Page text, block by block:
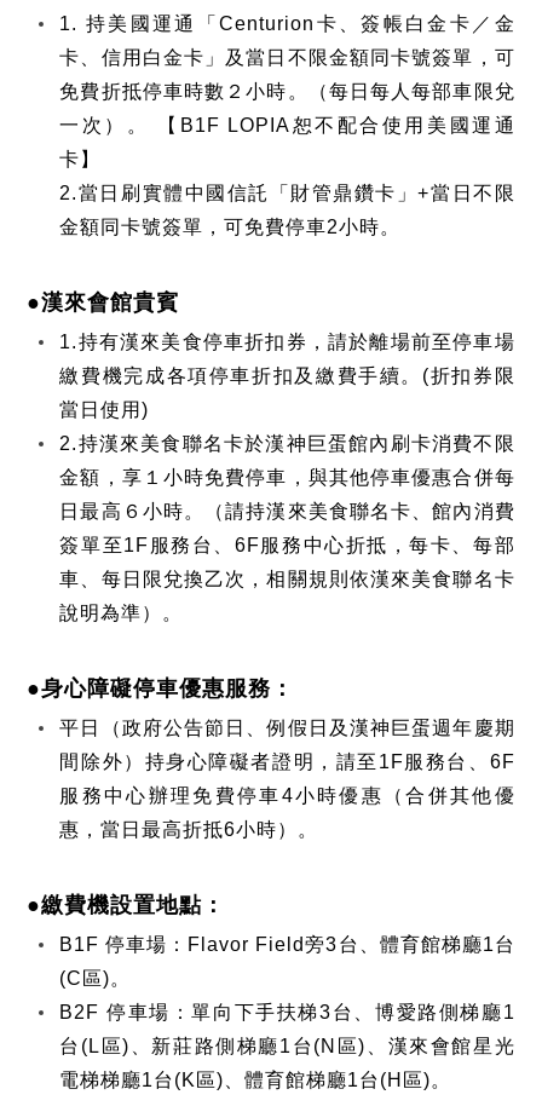
1. 持美國運通「Centurion卡、簽帳白金卡／金
卡、信用白金卡」及當日不限金額同卡號簽單，可
免費折抵停車時數２小時。（每日每人每部車限兌
一次）。 【B1F LOPIA恕不配合使用美國運通
卡】
2.當日刷實體中國信託「財管鼎鑽卡」+當日不限
金額同卡號簽單，可免費停車2小時。
●漢來會館貴賓
1.持有漢來美食停車折扣券，請於離場前至停車場
繳費機完成各項停車折扣及繳費手續。(折扣券限
當日使用)
2.持漢來美食聯名卡於漢神巨蛋館內刷卡消費不限
金額，享１小時免費停車，與其他停車優惠合併每
日最高６小時。（請持漢來美食聯名卡、館內消費
簽單至1F服務台、6F服務中心折抵，每卡、每部
車、每日限兌換乙次，相關規則依漢來美食聯名卡
說明為準）。
●身心障礙停車優惠服務：
平日（政府公告節日、例假日及漢神巨蛋週年慶期
間除外）持身心障礙者證明，請至1F服務台、6F
服務中心辦理免費停車4小時優惠（合併其他優
惠，當日最高折抵6小時）。
●繳費機設置地點：
B1F 停車場：Flavor Field旁3台、體育館梯廳1台
(C區)。
B2F 停車場：單向下手扶梯3台、博愛路側梯廳1
台(L區)、新莊路側梯廳1台(N區)、漢來會館星光
電梯梯廳1台(K區)、體育館梯廳1台(H區)。